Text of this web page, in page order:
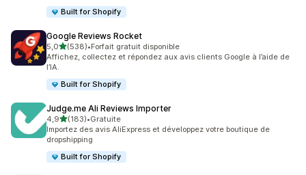
Built for Shopify
Google Reviews Rocket
5,0étoile(s) sur 5
(538)
538 avis au total
•Forfait gratuit disponible
Affichez, collectez et répondez aux avis clients Google à l’aide de
l’IA.
Built for Shopify
Judge.me Ali Reviews Importer
4,9étoile(s) sur 5
(183)
183 avis au total
•Gratuite
Importez des avis AliExpress et développez votre boutique de
dropshipping
Built for Shopify